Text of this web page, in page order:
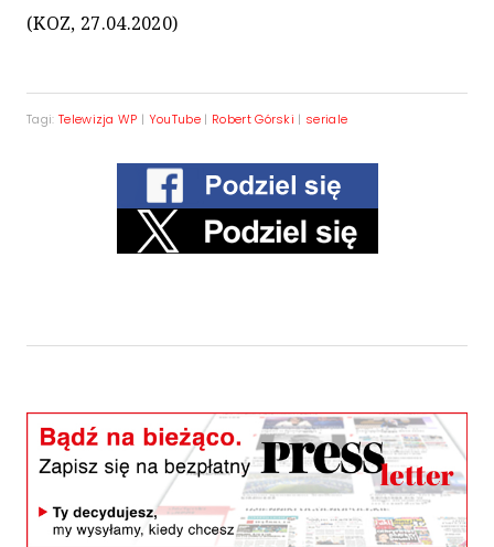
(KOZ, 27.04.2020)
Tagi: Telewizja WP | YouTube| Robert Górski | seriale